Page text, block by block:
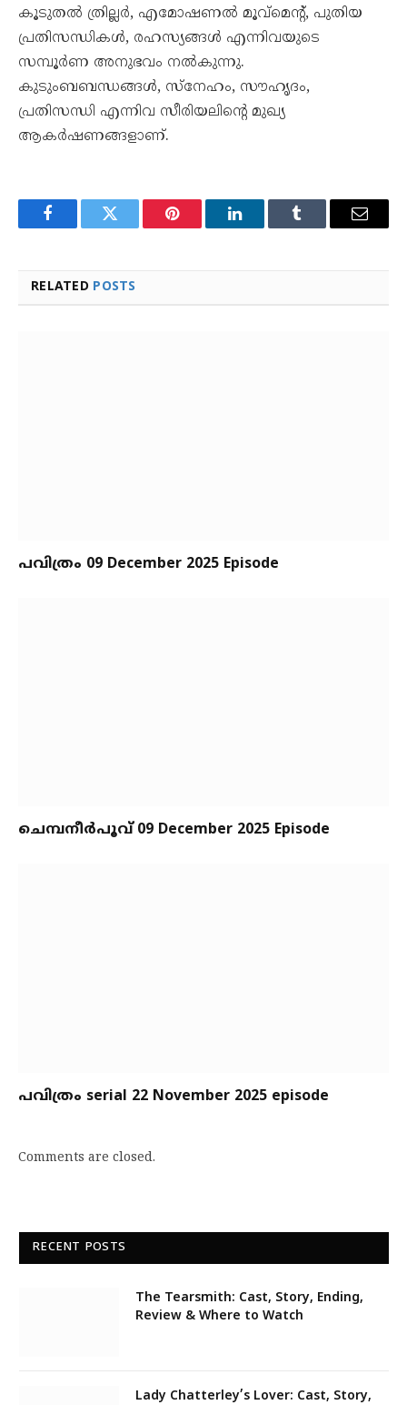
കൂടുതൽ ത്രില്ലർ, എമോഷണൽ മൂവ്മെന്റ്, പുതിയ
പ്രതിസന്ധികൾ, രഹസ്യങ്ങൾ എന്നിവയുടെ
സമ്പൂർണ അനുഭവം നൽകുന്നു.
കുടുംബബന്ധങ്ങൾ, സ്നേഹം, സൗഹൃദം,
പ്രതിസന്ധി എന്നിവ സീരിയലിന്റെ മുഖ്യ
ആകർഷണങ്ങളാണ്.
FacebookTwitter Pinterest LinkedInTumblr Email
RELATED POSTS
പവിത്രം 09 December 2025 Episode
ചെമ്പനീർപൂവ് 09 December 2025 Episode
പവിത്രം serial 22 November 2025 episode
Comments are closed.
RECENT POSTS
The Tearsmith: Cast, Story, Ending,
Review & Where to Watch
Lady Chatterley’s Lover: Cast, Story,